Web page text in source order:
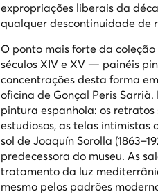
expropriações liberais da
qualquer descontinuidade de
O ponto mais forte da
séculos XIV e XV — painéis
concentrações desta forma
oficina de Gonçal Peris
pintura espanhola: os
estudiosos, as telas
sol de Joaquín Sorolla
predecessora do museu. As
tratamento da luz
mesmo pelos padrões